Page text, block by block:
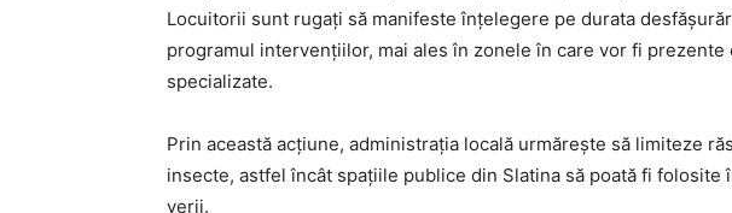
Locuitorii sunt rugați să manifeste înțelegere pe durata
programul intervențiilor, mai ales în zonele în care vor fi
specializate.
Prin această acțiune, administrația locală urmărește să limiteze
insecte, astfel încât spațiile publice din Slatina să poată fi folosite
verii.